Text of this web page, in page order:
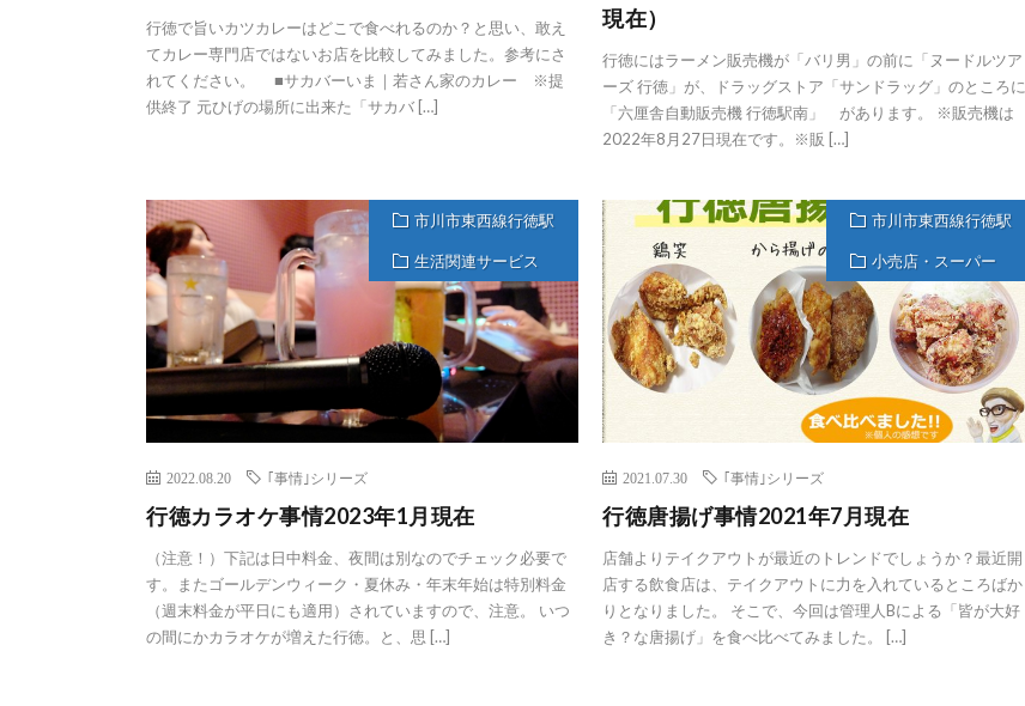
行徳で旨いカツカレーはどこで食べれるのか？と思い、敢え
てカレー専門店ではないお店を比較してみました。参考にさ
れてください。 ■サカバーいま｜若さん家のカレー ※提
供終了 元ひげの場所に出来た「サカバ […]
現在）
行徳にはラーメン販売機が「バリ男」の前に「ヌードルツア
ーズ 行徳」が、ドラッグストア「サンドラッグ」のところに
「六厘舎自動販売機 行徳駅南」 があります。 ※販売機は
2022年8月27日現在です。※販 […]
市川市東西線行徳駅
生活関連サービス
2022.08.20 ｢事情｣シリーズ
行徳カラオケ事情2023年1月現在
（注意！）下記は日中料金、夜間は別なのでチェック必要で
す。またゴールデンウィーク・夏休み・年末年始は特別料金
（週末料金が平日にも適用）されていますので、注意。 いつ
の間にかカラオケが増えた行徳。と、思 […]
市川市東西線行徳駅
小売店・スーパー
2021.07.30 ｢事情｣シリーズ
行徳唐揚げ事情2021年7月現在
店舗よりテイクアウトが最近のトレンドでしょうか？最近開
店する飲食店は、テイクアウトに力を入れているところばか
りとなりました。 そこで、今回は管理人Bによる「皆が大好
き？な唐揚げ」を食べ比べてみました。 […]